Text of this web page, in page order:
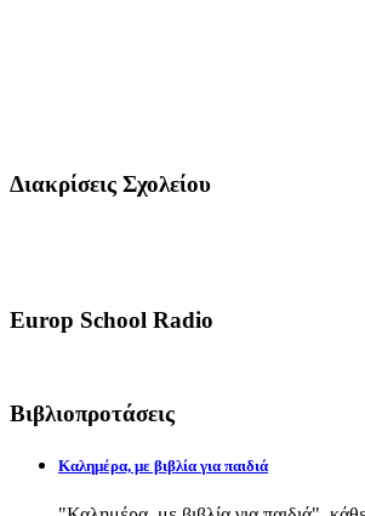
Διακρίσεις Σχολείου
Europ School Radio
Βιβλιοπροτάσεις
Καλημέρα, με βιβλία για παιδιά